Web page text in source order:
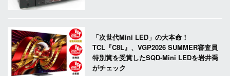
「次世代Mini LED」の大本命！
TCL『C8L』、VGP2026 SUMMER審査員
特別賞を受賞したSQD-Mini LEDを岩井喬
がチェック